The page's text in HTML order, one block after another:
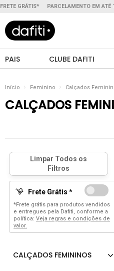
FRETE GRÁTIS* PARCELAMENTO EM ATÉ
PAIS CLUBE DAFITI
Início Feminino Calçados
CALÇADOS
Frete Grátis *
*Frete grátis para produtos vendidos
e entregues pela Dafiti, conforme a
política: Veja regras e condições de
valor.